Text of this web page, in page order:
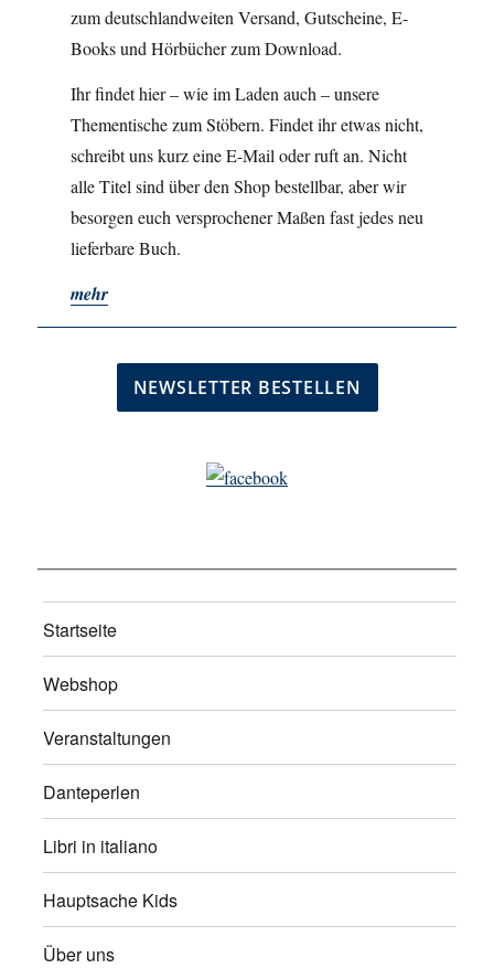
zum deutschlandweiten Versand, Gutscheine, E-
Books und Hörbücher zum Download.
Ihr findet hier – wie im Laden auch – unsere
Thementische zum Stöbern. Findet ihr etwas nicht,
schreibt uns kurz eine E-Mail oder ruft an. Nicht
alle Titel sind über den Shop bestellbar, aber wir
besorgen euch versprochener Maßen fast jedes neu
lieferbare Buch.
mehr
Startseite
Webshop
Veranstaltungen
Danteperlen
Libri in italiano
Hauptsache Kids
Über uns